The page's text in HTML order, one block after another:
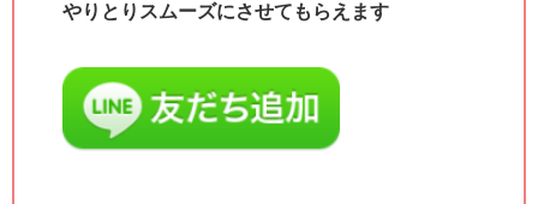
やりとりスムーズにさせてもらえます